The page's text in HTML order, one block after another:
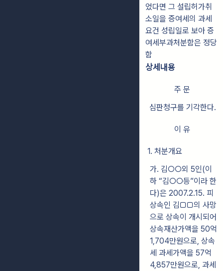
었다면 그 설립허가취
소일을 증여세의 과세
요건 성립일로 보아 증
여세부과처분함은 정당
함
상세내용
주 문
심판청구를 기각한다.
이 유
1. 처분개요
가. 김○○외 5인(이
하 “김○○등”이라 한
다)은 2007.2.15. 피
상속인 김□□의 사망
으로 상속이 개시되어
상속재산가액을 50억
1,704만원으로, 상속
세 과세가액을 57억
4,857만원으로, 과세